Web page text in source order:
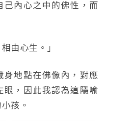
己內心之中的佛性，而
由心生。」
身地點在佛像內，對應
眼，因此我認為這隱喻
孩。